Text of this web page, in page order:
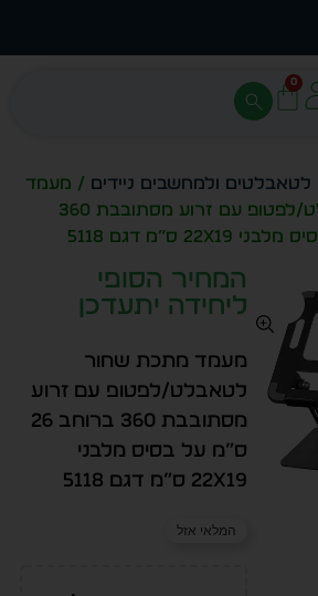
0
לטאבלטים ולמחשבים ניידים / מעמד
מתכת שחור לטאבלט/לפטופ עם זרוע מסתובבת 360
מעמד מתכת שחור
לטאבלט/לפטופ עם זרוע
מסתובבת 360 ברוחב 26
ס”מ על בסיס מלבני
22X19 ס”מ דגם 5118
המלאי אזל
המחיר הסופי
ליחידה יתעדכן